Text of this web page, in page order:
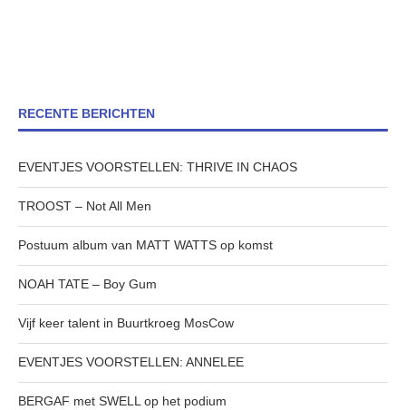
RECENTE BERICHTEN
EVENTJES VOORSTELLEN: THRIVE IN CHAOS
TROOST – Not All Men
Postuum album van MATT WATTS op komst
NOAH TATE – Boy Gum
Vijf keer talent in Buurtkroeg MosCow
EVENTJES VOORSTELLEN: ANNELEE
BERGAF met SWELL op het podium